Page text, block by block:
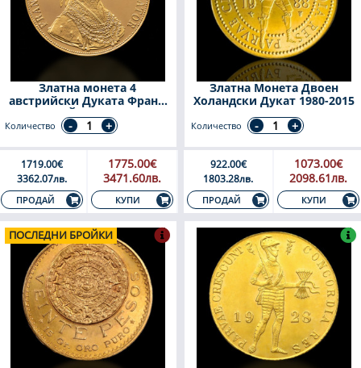
Златна монета 4
австрийски Дуката Франц
Йосиф
Количество
1719.00€
3362.07лв.
ПРОДАЙ
1775.00€
3471.60лв.
КУПИ
Златна Монета Двоен
Холандски Дукат 1980-2015
Количество
922.00€
1803.28лв.
ПРОДАЙ
1073.00€
2098.61лв.
КУПИ
ПОСЛЕДНИ БРОЙКИ